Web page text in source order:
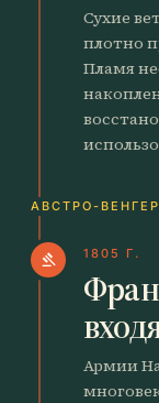
Сухие
плотно
Пламя
АВСТРО-
gavel 1805 Г.
Армии